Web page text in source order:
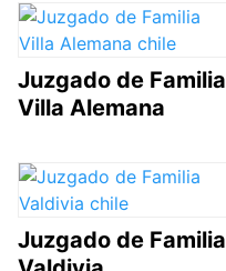
Juzgado de Familia
Villa Alemana
Juzgado de Familia